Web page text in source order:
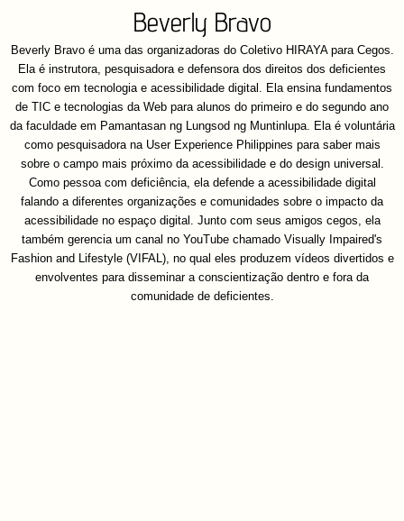
Beverly Bravo
Beverly Bravo é uma das organizadoras do Coletivo HIRAYA para Cegos.
Ela é instrutora, pesquisadora e defensora dos direitos dos deficientes
com foco em tecnologia e acessibilidade digital. Ela ensina fundamentos
de TIC e tecnologias da Web para alunos do primeiro e do segundo ano
da faculdade em Pamantasan ng Lungsod ng Muntinlupa. Ela é voluntária
como pesquisadora na User Experience Philippines para saber mais
sobre o campo mais próximo da acessibilidade e do design universal.
Como pessoa com deficiência, ela defende a acessibilidade digital
falando a diferentes organizações e comunidades sobre o impacto da
acessibilidade no espaço digital. Junto com seus amigos cegos, ela
também gerencia um canal no YouTube chamado Visually Impaired's
Fashion and Lifestyle (VIFAL), no qual eles produzem vídeos divertidos e
envolventes para disseminar a conscientização dentro e fora da
comunidade de deficientes.